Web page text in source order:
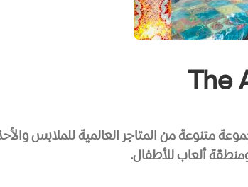
متنوعة من المتاجر العالمية للملابس
ألعاب للأطفال.